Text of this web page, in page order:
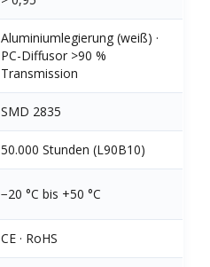
Aluminiumlegierung (weiß) ·
PC-Diffusor >90 %
Transmission
SMD 2835
50.000 Stunden (L90B10)
−20 °C bis +50 °C
CE · RoHS